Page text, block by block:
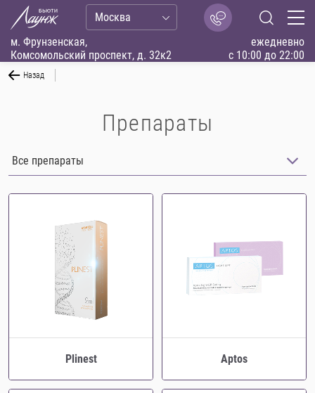
м. Фрунзенская,
Комсомольский проспект, д. 32к2
ежедневно
с 10:00 до 22:00
Москва
Назад
Препараты
Все препараты
Plinest Aptos